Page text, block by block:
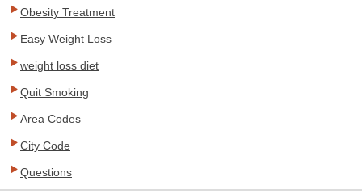
Obesity Treatment
Easy Weight Loss
weight loss diet
Quit Smoking
Area Codes
City Code
Questions